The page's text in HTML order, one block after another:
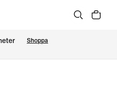
Shoppa